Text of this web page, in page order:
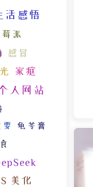
活感悟
派
感冒
家庭
人网站
龟苓膏
美化